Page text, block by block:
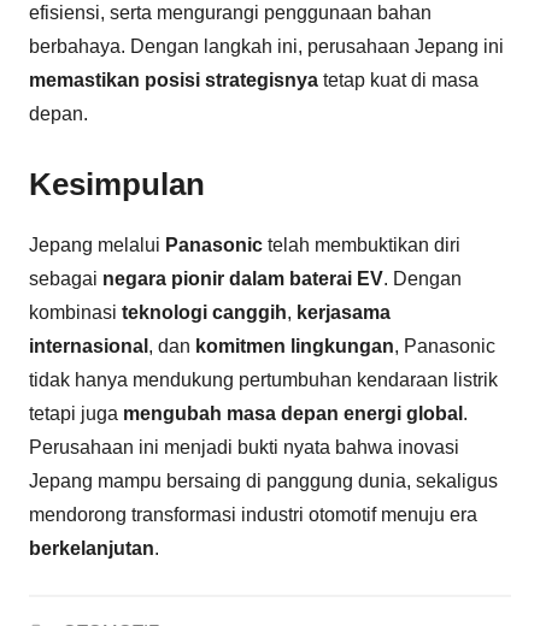
efisiensi, serta mengurangi penggunaan bahan
berbahaya. Dengan langkah ini, perusahaan Jepang ini
memastikan posisi strategisnya tetap kuat di masa
depan.
Kesimpulan
Jepang melalui Panasonic telah membuktikan diri
sebagai negara pionir dalam baterai EV. Dengan
kombinasi teknologi canggih, kerjasama
internasional , dan komitmen lingkungan, Panasonic
tidak hanya mendukung pertumbuhan kendaraan listrik
tetapi juga mengubah masa depan energi global .
Perusahaan ini menjadi bukti nyata bahwa inovasi
Jepang mampu bersaing di panggung dunia, sekaligus
mendorong transformasi industri otomotif menuju era
berkelanjutan.